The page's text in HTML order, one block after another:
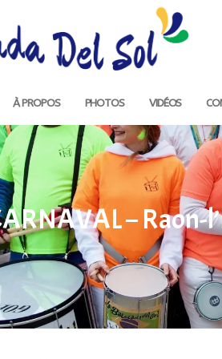
À PROPOS PHOTOS VIDÉOS
– Raon-